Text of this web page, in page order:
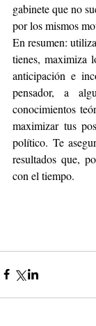
gabinete que no
por los mismos
En resumen:
tienes, maximiza
anticipación e
pensador, a
conocimientos
maximizar tus
político. Te
resultados que,
con el tiempo.